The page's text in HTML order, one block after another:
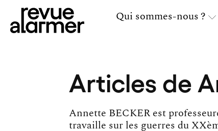
Qui sommes-nous ?
Articles de
Annette BECKER est
travaille sur les guerres du